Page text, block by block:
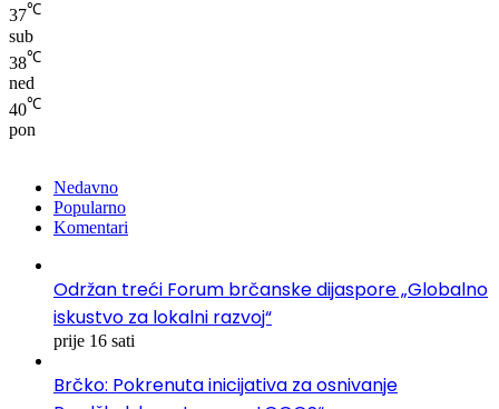
37℃
sub
38℃
ned
40℃
pon
Nedavno
Popularno
Komentari
Održan treći Forum brčanske dijaspore „Globalno
iskustvo za lokalni razvoj“
prije 16 sati
Brčko: Pokrenuta inicijativa za osnivanje